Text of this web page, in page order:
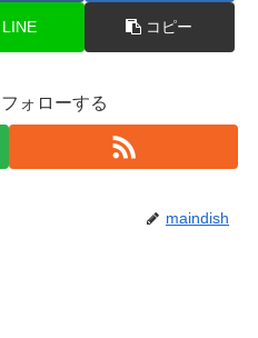
LINE コピー
ォローする
maindish